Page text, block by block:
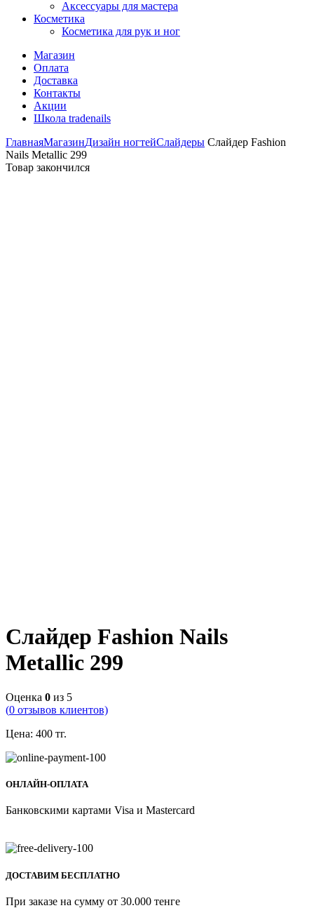
Аксессуары для мастера
Косметика
Косметика для рук и ног
Магазин
Оплата
Доставка
Контакты
Акции
Школа tradenails
ГлавнаяМагазинДизайн ногтейСлайдеры Слайдер Fashion
Nails Metallic 299
Товар закончился
Слайдер Fashion Nails
Metallic 299
Оценка 0 из 5
(0 отзывов клиентов)
Цена: 400 тг.
ОНЛАЙН-ОПЛАТА
Банковскими картами Visa и Mastercard
ДОСТАВИМ БЕСПЛАТНО
При заказе на сумму от 30.000 тенге